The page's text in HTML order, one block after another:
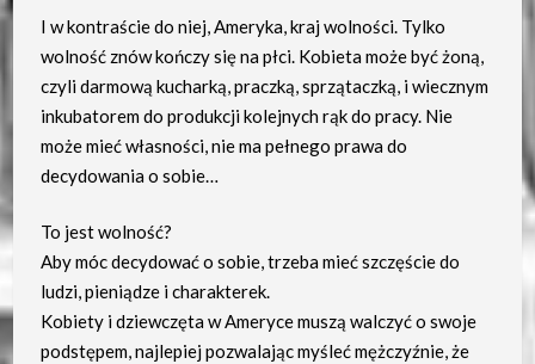
I w kontraście do niej, Ameryka, kraj wolności. Tylko
wolność znów kończy się na płci. Kobieta może być żoną,
czyli darmową kucharką, praczką, sprzątaczką, i wiecznym
inkubatorem do produkcji kolejnych rąk do pracy. Nie
może mieć własności, nie ma pełnego prawa do
decydowania o sobie…
To jest wolność?
Aby móc decydować o sobie, trzeba mieć szczęście do
ludzi, pieniądze i charakterek.
Kobiety i dziewczęta w Ameryce muszą walczyć o swoje
podstępem, najlepiej pozwalając myśleć mężczyźnie, że